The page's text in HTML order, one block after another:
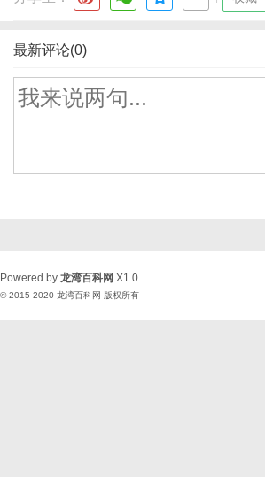
最新评论(0)
Powered by 龙湾百科网 X1.0
© 2015-2020 龙湾百科网 版权所有